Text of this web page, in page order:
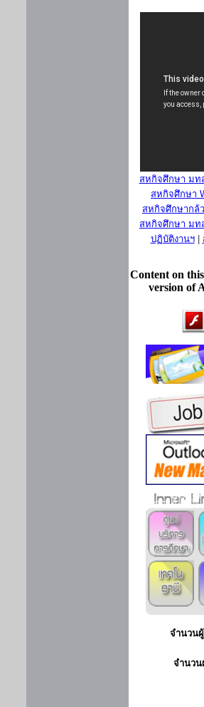
สหกิจศึกษา มท
สหกิจศึกษา
สหกิจศึกษากล้
สหกิจศึกษา มท
ปฏิบัติงานฯ|
Content on
version of
จำนวนผู้
จำนวน